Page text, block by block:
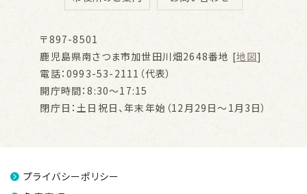
〒897-8501
鹿児島県南さつま市加世田川畑2648番地 [地図]
電話：0993-53-2111（代表）
開庁時間：8:30～17:15
閉庁日：土日祝日、年末年始（12月29日～1月3日）
プライバシーポリシー